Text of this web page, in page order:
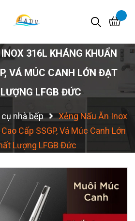
316L KHÁNG KHUẨN
VÁ MÚC CANH LỚN ĐẠT
LFGB ĐỨC
cụ nhà bếp
Xẻng Nấu Ăn Inox
Cấp SSGP, Vá Múc Canh Lớn
Lượng LFGB Đức